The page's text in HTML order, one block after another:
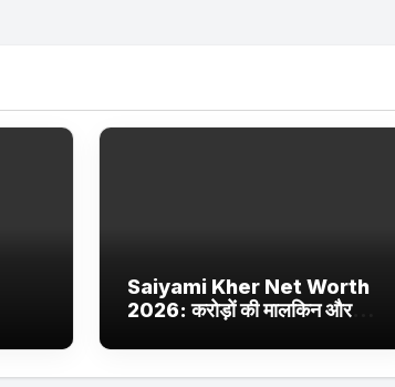
Saiyami Kher Net Worth
2026: करोड़ों की मालकिन और
ट्रेंडिंग में